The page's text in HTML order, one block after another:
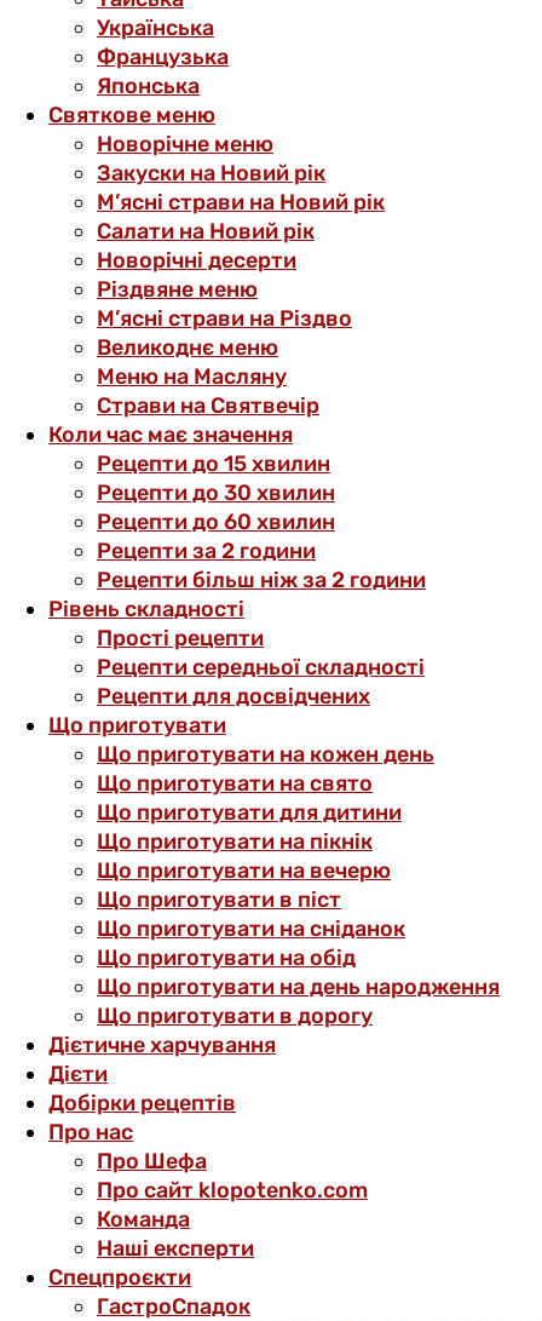
Українська
Французька
Японська
Святкове меню
Новорічне меню
Закуски на Новий рік
М’ясні страви на Новий рік
Салати на Новий рік
Новорічні десерти
Різдвяне меню
М’ясні страви на Різдво
Великоднє меню
Меню на Масляну
Страви на Святвечір
Коли час має значення
Рецепти до 15 хвилин
Рецепти до 30 хвилин
Рецепти до 60 хвилин
Рецепти за 2 години
Рецепти більш ніж за 2 години
Рівень складності
Прості рецепти
Рецепти середньої складності
Рецепти для досвідчених
Що приготувати
Що приготувати на кожен день
Що приготувати на свято
Що приготувати для дитини
Що приготувати на пікнік
Що приготувати на вечерю
Що приготувати в піст
Що приготувати на сніданок
Що приготувати на обід
Що приготувати на день народження
Що приготувати в дорогу
Дієтичне харчування
Дієти
Добірки рецептів
Про нас
Про Шефа
Про сайт klopotenko.com
Команда
Наші експерти
Спецпроєкти
ГастроСпадок